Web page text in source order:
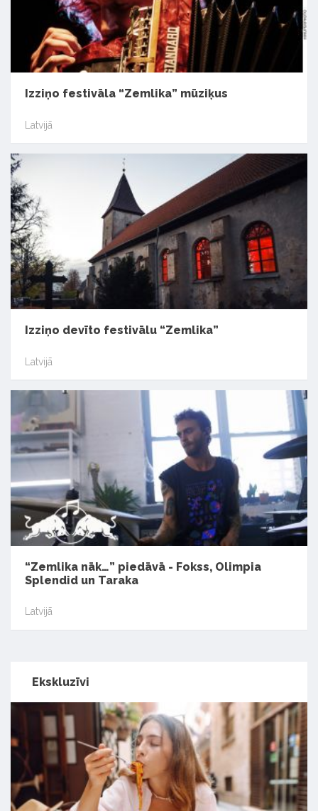
Izziņo festivāla “Zemlika” mūziķus
Latvijā
Izziņo devīto festivālu “Zemlika”
Latvijā
“Zemlika nāk…” piedāvā - Fokss, Olimpia
Splendid un Taraka
Latvijā
Ekskluzīvi